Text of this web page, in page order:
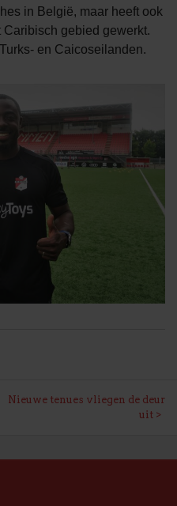
in België, maar heeft ook
gebied gewerkt.
en Caicoseilanden.
Nieuwe tenues vliegen de deur
uit